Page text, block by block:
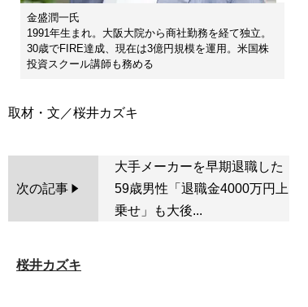
金盛潤一氏
1991年生まれ。大阪大院から商社勤務を経て独立。
30歳でFIRE達成、現在は3億円規模を運用。米国株
投資スクール講師も務める
次の記事
大手メーカーを早期退職した
59歳男性「退職金4000万円上
乗せ」も大後...
桜井カズキ